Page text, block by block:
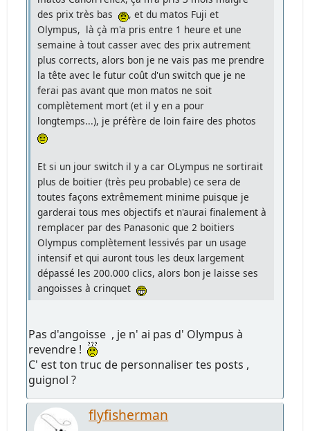
des prix très bas
, et du matos Fuji et
Olympus, là çà m'a pris entre 1 heure et une
semaine à tout casser avec des prix autrement
plus corrects, alors bon je ne vais pas me prendre
la tête avec le futur coût d'un switch que je ne
ferai pas avant que mon matos ne soit
complètement mort (et il y en a pour
longtemps...), je préfère de loin faire des photos
Et si un jour switch il y a car OLympus ne sortirait
plus de boitier (très peu probable) ce sera de
toutes façons extrêmement minime puisque je
garderai tous mes objectifs et n'aurai finalement à
remplacer par des Panasonic que 2 boitiers
Olympus complètement lessivés par un usage
intensif et qui auront tous les deux largement
dépassé les 200.000 clics, alors bon je laisse ses
angoisses à crinquet
Pas d'angoisse , je n' ai pas d' Olympus à
revendre !
C' est ton truc de personnaliser tes posts ,
guignol ?
flyfisherman